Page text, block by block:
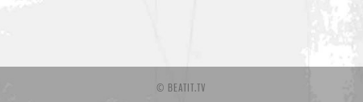
© BEATIT.TV